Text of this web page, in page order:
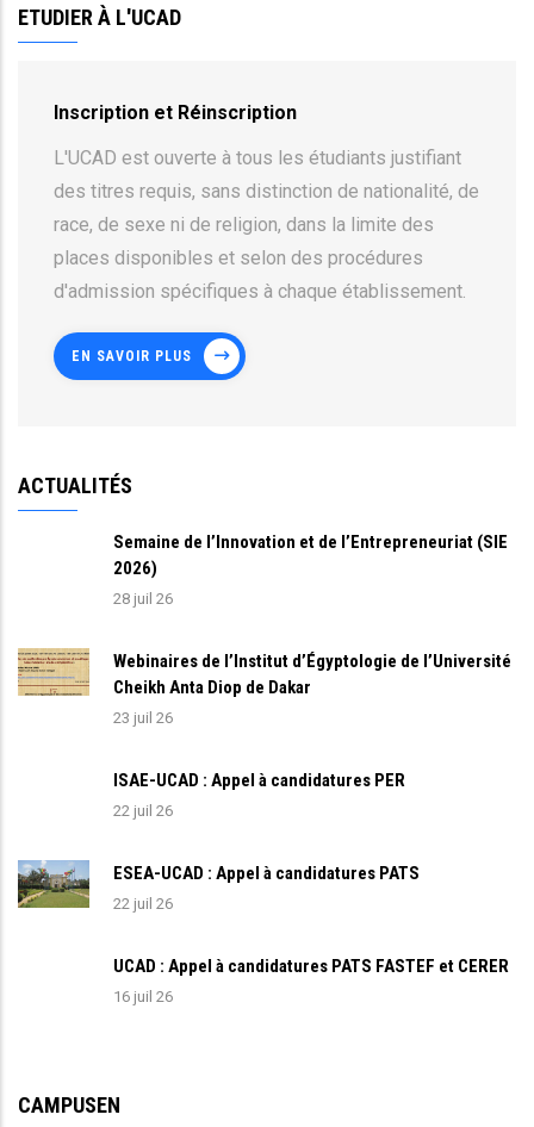
ETUDIER À L'UCAD
Inscription et Réinscription
L'UCAD est ouverte à tous les étudiants justifiant
des titres requis, sans distinction de nationalité, de
race, de sexe ni de religion, dans la limite des
places disponibles et selon des procédures
d'admission spécifiques à chaque établissement.
EN SAVOIR PLUS
ACTUALITÉS
Semaine de l’Innovation et de l’Entrepreneuriat (SIE
2026)
28 juil 26
Webinaires de l’Institut d’Égyptologie de l’Université
Cheikh Anta Diop de Dakar
23 juil 26
ISAE-UCAD : Appel à candidatures PER
22 juil 26
ESEA-UCAD : Appel à candidatures PATS
22 juil 26
UCAD : Appel à candidatures PATS FASTEF et CERER
16 juil 26
CAMPUSEN